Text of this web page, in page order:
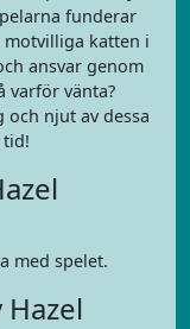
funderar
katten i
ansvar genom
varför vänta?
och njut av dessa
med spelet.